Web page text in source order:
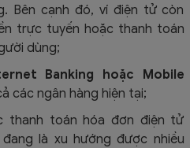
Bên cạnh đó, ví điện tử còn
trực tuyến hoặc thanh toán
dùng;
Banking hoặc Mobile
các ngân hàng hiện tại;
thanh toán hóa đơn điện tử
đang là xu hướng được nhiều